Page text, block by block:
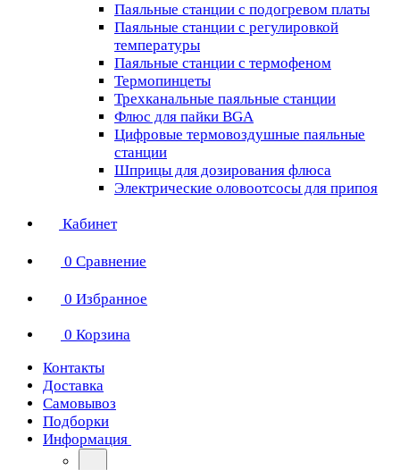
Паяльные станции с подогревом платы
Паяльные станции с регулировкой
температуры
Паяльные станции с термофеном
Термопинцеты
Трехканальные паяльные станции
Флюс для пайки BGA
Цифровые термовоздушные паяльные
станции
Шприцы для дозирования флюса
Электрические оловоотсосы для припоя
Кабинет
0 Сравнение
0 Избранное
0 Корзина
Контакты
Доставка
Самовывоз
Подборки
Информация